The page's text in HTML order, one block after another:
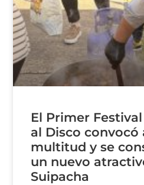
El Primer
al Disco convocó
multitud y se
un nuevo
Suipacha